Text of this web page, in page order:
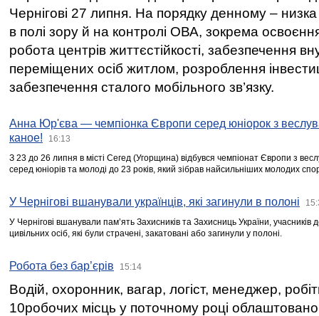
Чернігові 27 липня. На порядку денному –
в полі зору й на контролі ОВА, зокрема освоєння
робота центрів життєстійкості, забезпечення
переміщених осіб житлом, розроблення
забезпечення сталого мобільного зв’язку.
Анна Юр'єва — чемпіонка Європи серед юніорок з
каное!
16:13
З 23 до 26 липня в місті Сегед (Угорщина) відбувся чемпіонат Європи з
серед юніорів та молоді до 23 років, який зібрав найсильніших молодих
У Чернігові вшанували українців, які загинули в полоні
У Чернігові вшанували пам’ять Захисників та Захисниць України,
цивільних осіб, які були страчені, закатовані або загинули у полоні.
Робота без бар’єрів 15:14
Водій, охоронник, вагар, логіст, менеджер,
10робочих місць у поточному році